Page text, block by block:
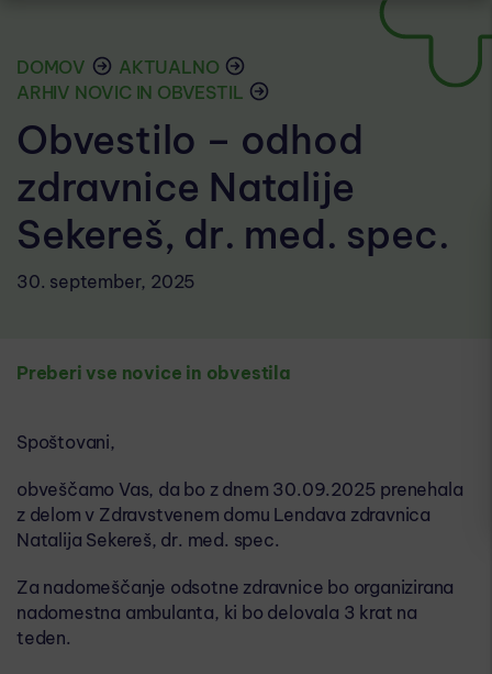
DOMOV
AKTUALNO
ARHIV NOVIC IN OBVESTIL
Obvestilo – odhod
zdravnice Natalije
Sekereš, dr. med. spec.
30. september, 2025
Spoštovani,
obveščamo Vas, da bo z dnem 30.09.2025 prenehala
z delom v Zdravstvenem domu Lendava zdravnica
Natalija Sekereš, dr. med. spec.
Za nadomeščanje odsotne zdravnice bo organizirana
nadomestna ambulanta, ki bo delovala 3 krat na
teden.
Preberi vse novice in obvestila